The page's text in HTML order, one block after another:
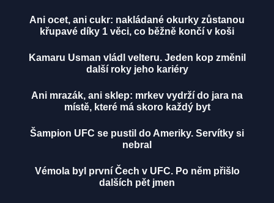
Ani ocet, ani cukr: nakládané okurky zůstanou
křupavé díky 1 věci, co běžně končí v koši
Kamaru Usman vládl velteru. Jeden kop změnil
další roky jeho kariéry
Ani mrazák, ani sklep: mrkev vydrží do jara na
místě, které má skoro každý byt
Šampion UFC se pustil do Ameriky. Servítky si
nebral
Vémola byl první Čech v UFC. Po něm přišlo
dalších pět jmen